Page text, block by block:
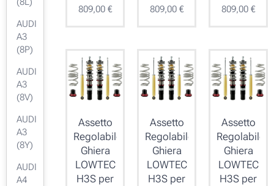
AUDI
A3
(8P)
AUDI
A3
(8V)
AUDI
A3
(8Y)
AUDI
A4
809,00€ 809,00€ 809,00€
Assetto
Regolabile
Ghiera
LOWTEC
H3S per
Assetto
Regolabile
Ghiera
LOWTEC
H3S per
Assetto
Regolabile
Ghiera
LOWTEC
H3S per